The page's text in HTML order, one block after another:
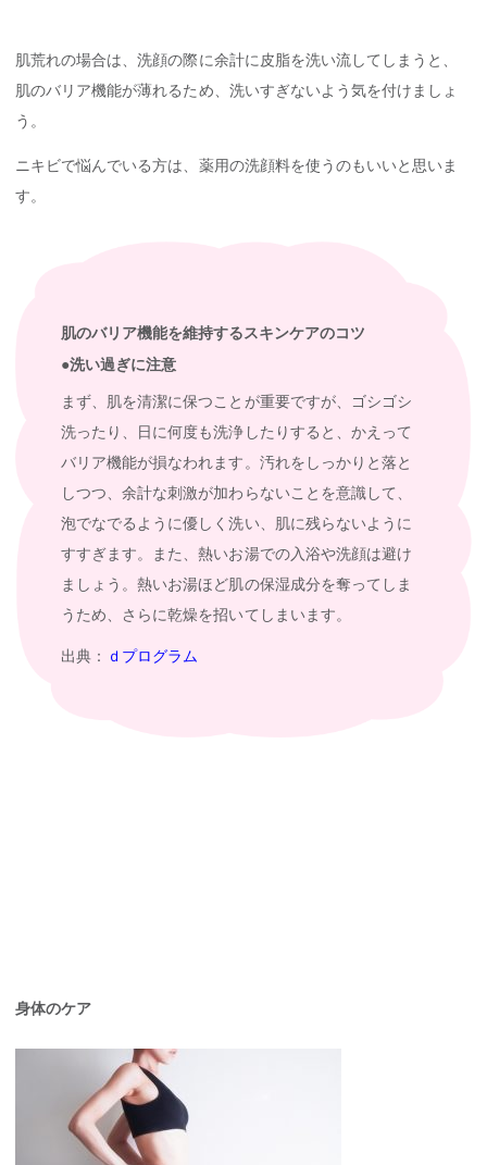
肌荒れの場合は、洗顔の際に余計に皮脂を洗い流してしまうと、
肌のバリア機能が薄れるため、洗いすぎないよう気を付けましょ
う。
ニキビで悩んでいる方は、薬用の洗顔料を使うのもいいと思いま
す。
肌のバリア機能を維持するスキンケアのコツ
●洗い過ぎに注意
まず、肌を清潔に保つことが重要ですが、ゴシゴシ
洗ったり、日に何度も洗浄したりすると、かえって
バリア機能が損なわれます。汚れをしっかりと落と
しつつ、余計な刺激が加わらないことを意識して、
泡でなでるように優しく洗い、肌に残らないように
すすぎます。また、熱いお湯での入浴や洗顔は避け
ましょう。熱いお湯ほど肌の保湿成分を奪ってしま
うため、さらに乾燥を招いてしまいます。
出典： ｄプログラム
身体のケア